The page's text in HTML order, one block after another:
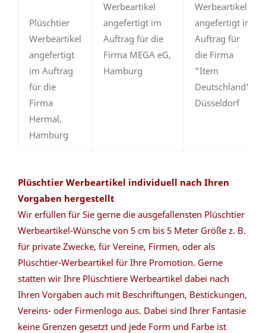
Plüschtier
Werbeartikel
angefertigt
im Auftrag
für die
Firma
Hermal,
Hamburg
Werbeartikel
angefertigt im
Auftrag für die
Firma MEGA eG,
Hamburg
Werbeartikel
angefertigt im
Auftrag für
die Firma
"Item
Deutschland",
Düsseldorf
Plüschtier Werbeartikel individuell nach Ihren
Vorgaben hergestellt
Wir erfüllen für Sie gerne die ausgefallensten Plüschtier
Werbeartikel-Wünsche von 5 cm bis 5 Meter Größe z. B.
für private Zwecke, für Vereine, Firmen, oder als
Plüschtier-Werbeartikel für Ihre Promotion. Gerne
statten wir Ihre Plüschtiere Werbeartikel dabei nach
Ihren Vorgaben auch mit Beschriftungen, Bestickungen,
Vereins- oder Firmenlogo aus. Dabei sind Ihrer Fantasie
keine Grenzen gesetzt und jede Form und Farbe ist